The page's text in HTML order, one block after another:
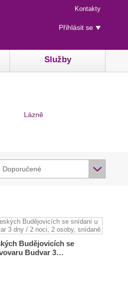
Menu
rychlého
přístupu
Kontakty
Uživatelské
menu
Přihlásit se
Služby
Lázně
Doporučené
Budějovicích se
Budvar 3…